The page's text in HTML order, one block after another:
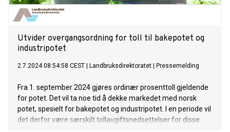
Utvider overgangsordning for toll til bakepotet og
industripotet
2.7.2024 08:54:58 CEST Landbruksdirektoratet Pressemelding
Fra 1. september 2024 gjøres ordinær prosenttoll gjeldende
for potet. Det vil ta noe tid å dekke markedet med norsk
potet, spesielt for bakepotet og industripotet. I en periode vil
det derfor være særskilt tollavgiftsnedsettelser for disse.